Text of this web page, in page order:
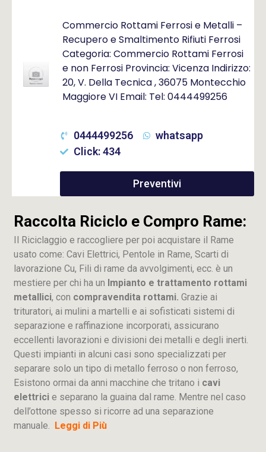
Commercio Rottami Ferrosi e Metalli –
Recupero e Smaltimento Rifiuti Ferrosi
Categoria: Commercio Rottami Ferrosi
e non Ferrosi Provincia: Vicenza Indirizzo:
20, V. Della Tecnica , 36075 Montecchio
Maggiore VI Email: Tel: 0444499256
0444499256
whatsapp
Click: 434
Preventivi
Raccolta Riciclo e Compro Rame:
Il Riciclaggio e raccogliere per poi acquistare il Rame
usato come: Cavi Elettrici, Pentole in Rame, Scarti di
lavorazione Cu, Fili di rame da avvolgimenti, ecc. è un
mestiere per chi ha un Impianto e trattamento rottami
metallici, con compravendita rottami. Grazie ai
trituratori, ai mulini a martelli e ai sofisticati sistemi di
separazione e raffinazione incorporati, assicurano
eccellenti lavorazioni e divisioni dei metalli e degli inerti.
Questi impianti in alcuni casi sono specializzati per
separare solo un tipo di metallo ferroso o non ferroso,
Esistono ormai da anni macchine che tritano i cavi
elettrici e separano la guaina dal rame. Mentre nel caso
dell’ottone spesso si ricorre ad una separazione
manuale. Leggi di Più